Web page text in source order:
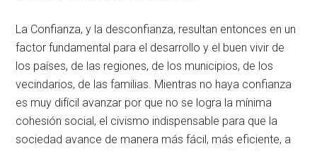
La Confianza, y la desconfianza, resultan entonces en un
factor fundamental para el desarrollo y el buen vivir de
los países, de las regiones, de los municipios, de los
vecindarios, de las familias. Mientras no haya confianza
es muy difícil avanzar por que no se logra la mínima
cohesión social, el civismo indispensable para que la
sociedad avance de manera más fácil, más eficiente, a